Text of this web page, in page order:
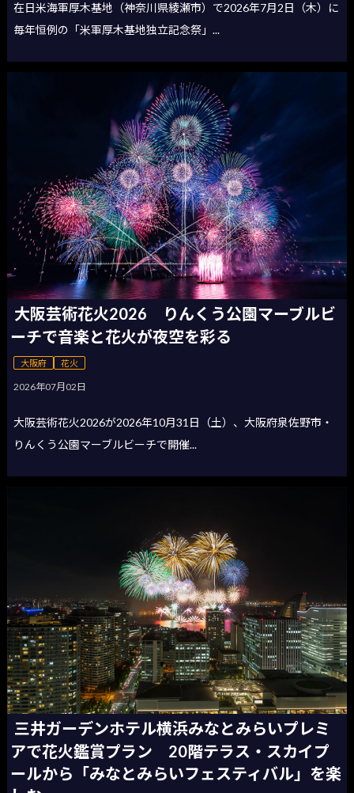
在日米海軍厚木基地（神奈川県綾瀬市）で2026年7月2日（木）に
毎年恒例の「米軍厚木基地独立記念祭」...
大阪芸術花火2026 りんくう公園マーブルビ
ーチで音楽と花火が夜空を彩る
大阪府 花火
2026年07月02日
大阪芸術花火2026が2026年10月31日（土）、大阪府泉佐野市・
りんくう公園マーブルビーチで開催...
三井ガーデンホテル横浜みなとみらいプレミ
アで花火鑑賞プラン 20階テラス・スカイプ
ールから「みなとみらいフェスティバル」を楽